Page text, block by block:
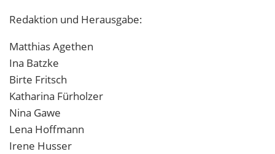
Redaktion und Herausgabe:
Matthias Agethen
Ina Batzke
Birte Fritsch
Katharina Fürholzer
Nina Gawe
Lena Hoffmann
Irene Husser